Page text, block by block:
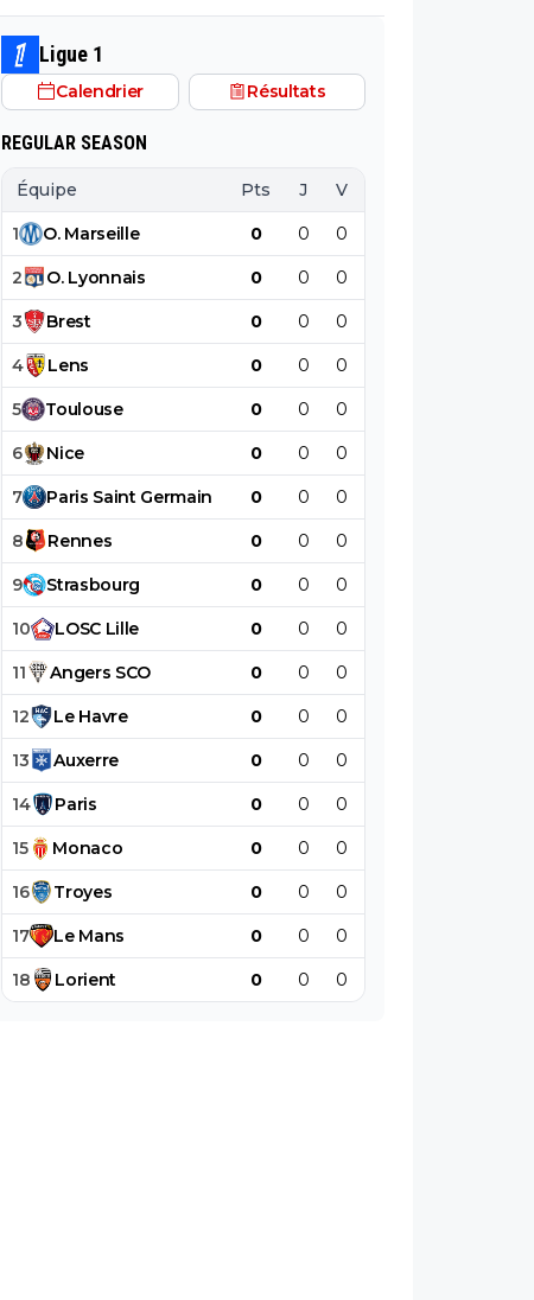
c'est impressionnant... mais comme d
habitude tu racontes tout et n importe
quoi en essayant de retomber sur tes
pieds!! Mytho et débile depuis toujours
Ligue 1
Calendrier Résultats
REGULAR SEASON
Équipe Pts J V
1 O. Marseille 0 0 0
2 O. Lyonnais 0 0 0
3 Brest 0 0 0
4 Lens 0 0 0
5 Toulouse 0 0 0
6 Nice 0 0 0
7 Paris Saint Germain 0 0 0
8 Rennes 0 0 0
9 Strasbourg 0 0 0
10 LOSC Lille 0 0 0
11 Angers SCO 0 0 0
12 Le Havre 0 0 0
13 Auxerre 0 0 0
14 Paris 0 0 0
15 Monaco 0 0 0
16 Troyes 0 0 0
17 Le Mans 0 0 0
18 Lorient 0 0 0